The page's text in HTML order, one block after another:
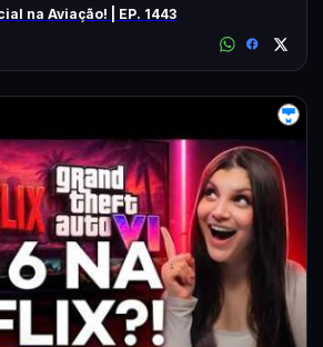
na Aviação! | EP. 1443